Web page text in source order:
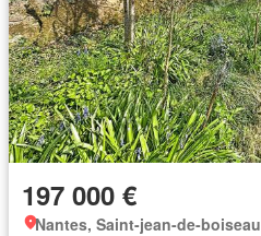
197 000 €
Nantes, Saint-jean-de-boiseau